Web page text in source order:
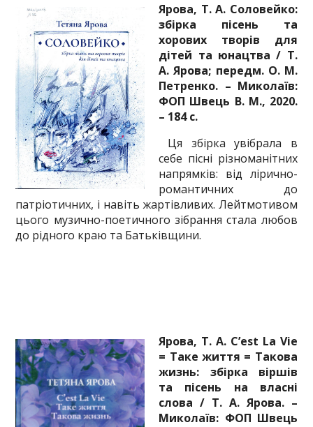
Ярова, Т. А. Соловейко:
збірка пісень та
хорових творів для
дітей та юнацтва / Т.
А. Ярова; передм. О. М.
Петренко. – Миколаїв:
ФОП Швець В. М., 2020.
– 184 с.
Ця збірка увібрала в
себе пісні різноманітних
напрямків: від лірично-
романтичних до
патріотичних, і навіть жартівливих. Лейтмотивом
цього музично-поетичного зібрання стала любов
до рідного краю та Батьківщини.
Ярова, Т. А. C’est La Vie
= Таке життя = Такова
жизнь: збірка віршів
та пісень на власні
слова / Т. А. Ярова. –
Миколаїв: ФОП Швець